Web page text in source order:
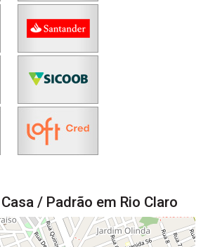
/ Padrão em Rio Claro